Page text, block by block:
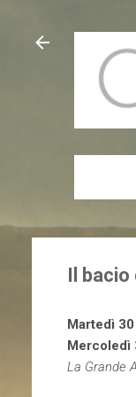
Il bacio
Martedì
Mercoledì
La Grande